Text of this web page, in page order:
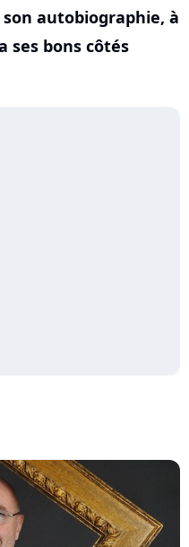
autobiographie, à
ses bons côtés